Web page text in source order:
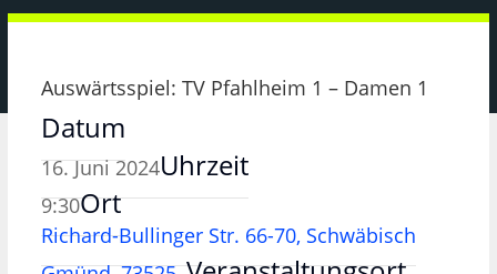
Auswärtsspiel: TV Pfahlheim 1 – Damen 1
Datum
16. Juni 2024Uhrzeit
9:30Ort
Richard-Bullinger Str. 66-70, Schwäbisch